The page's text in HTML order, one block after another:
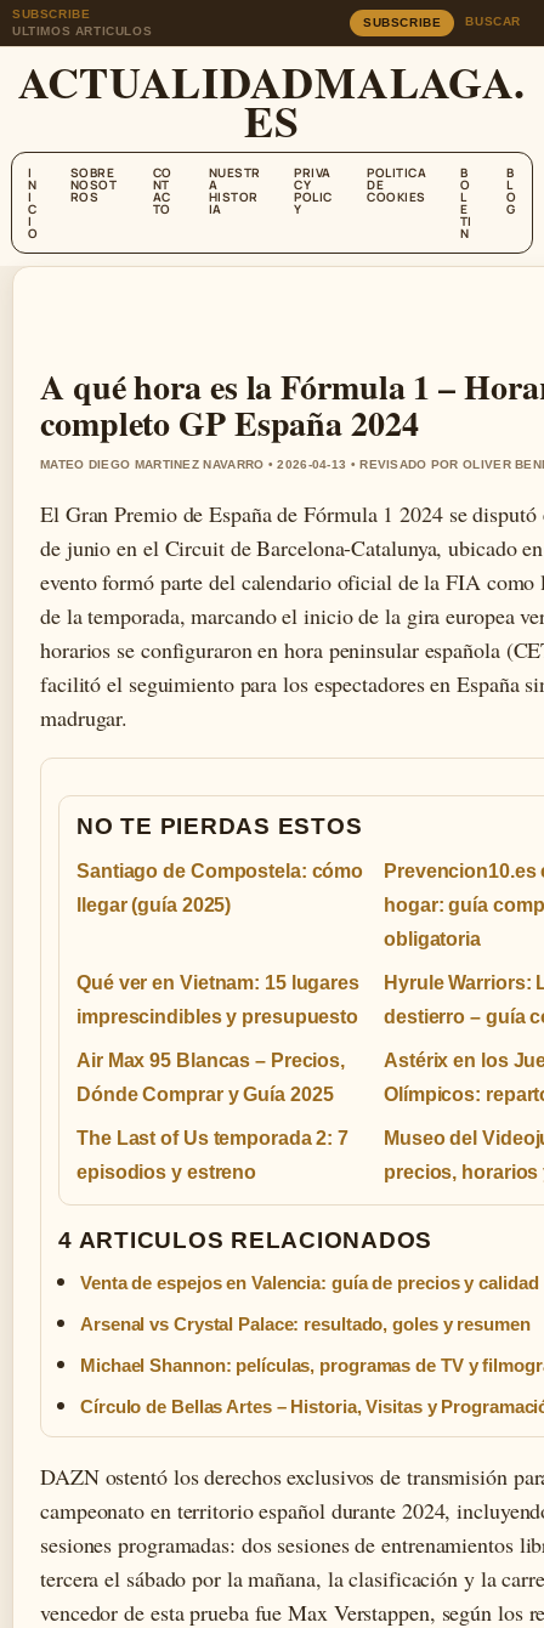
SUBSCRIBE
ULTIMOS ARTICULOS
SUBSCRIBE BUSCAR
ACTUALIDADMALAGA.
ES
I
N
I
C
I
O
SOBRE
NOSOT
ROS
CO
NT
AC
TO
NUESTR
A
HISTOR
IA
PRIVA
CY
POLIC
Y
POLITICA
DE
COOKIES
B
O
L
E
TI
N
B
L
O
G
A qué hora es la Fórmula 1 –
completo GP España 2024
MATEO DIEGO MARTINEZ NAVARRO • 2026-04-13 • REVISADO POR OLIVER
El Gran Premio de España de Fórmula 1 2024 se
de junio en el Circuit de Barcelona-Catalunya, ubicado
evento formó parte del calendario oficial de la FIA como
de la temporada, marcando el inicio de la gira europea
horarios se configuraron en hora peninsular española
facilitó el seguimiento para los espectadores en España
madrugar.
NO TE PIERDAS ESTOS
Santiago de Compostela: cómo
llegar (guía 2025)
Prevencion10.es
hogar: guía
obligatoria
Qué ver en Vietnam: 15 lugares
imprescindibles y presupuesto
Hyrule Warriors:
destierro – guía
Air Max 95 Blancas – Precios,
Dónde Comprar y Guía 2025
Astérix en los
Olímpicos:
The Last of Us temporada 2: 7
episodios y estreno
Museo del
precios,
4 ARTICULOS RELACIONADOS
Venta de espejos en Valencia: guía de precios y calidad
Arsenal vs Crystal Palace: resultado, goles y resumen
Michael Shannon: películas, programas de TV y
Círculo de Bellas Artes – Historia, Visitas y
DAZN ostentó los derechos exclusivos de transmisión
campeonato en territorio español durante 2024,
sesiones programadas: dos sesiones de entrenamientos
tercera el sábado por la mañana, la clasificación y la
vencedor de esta prueba fue Max Verstappen, según los